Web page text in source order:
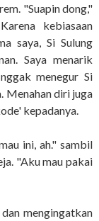
"Suapin dong,"
kebiasaan
saya, Si Sulung
Saya menarik
menegur Si
Menahan diri juga
kepadanya.
ini, ah." sambil
"Aku mau pakai
mengingatkan